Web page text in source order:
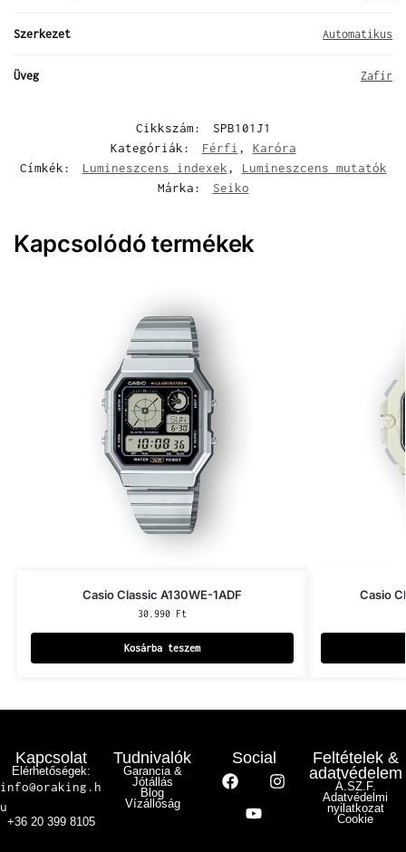
Szerkezet Automatikus
Üveg Zafír
Cikkszám:
SPB101J1
Kategóriák:
Férfi , Karóra
Címkék:
Lumineszcens indexek, Lumineszcens mutatók
Márka:
Seiko
Kapcsolódó termékek
Casio Classic A130WE-1ADF
30.990 Ft
Kosárba teszem
Casio
Kapcsolat
Elérhetőségek:
info@oraking.h
u
+36 20 399 8105
Tudnivalók
Garancia &
Jótállás
Blog
Vízállóság
Social
Feltételek &
adatvédelem
Á.SZ.F.
Adatvédelmi
nyilatkozat
Cookie